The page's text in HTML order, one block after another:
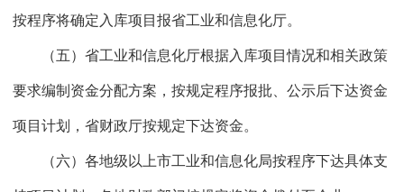
按程序将确定入库项目报省工业和信息化厅。
（五）省工业和信息化厅根据入库项目情况和相关政策
要求编制资金分配方案，按规定程序报批、公示后下达资金
项目计划，省财政厅按规定下达资金。
（六）各地级以上市工业和信息化局按程序下达具体支